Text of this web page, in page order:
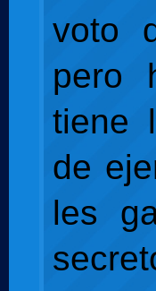
voto
pero
tiene
de
les